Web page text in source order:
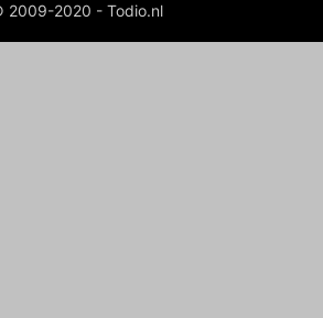
2009-2020 - Todio.nl